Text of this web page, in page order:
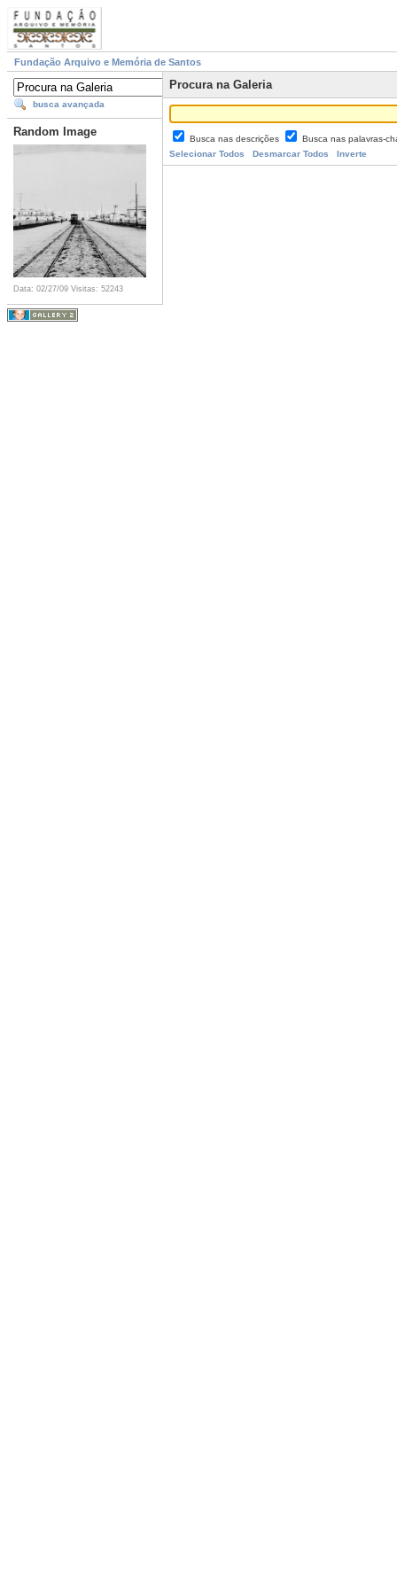
Fundação Arquivo e Memória de Santos
busca avançada
Random Image
Data: 02/27/09 Visitas: 52243
Procura na Galeria
Busca nas descrições
Busca nas palavras-
Selecionar Todos
Desmarcar Todos Inverte